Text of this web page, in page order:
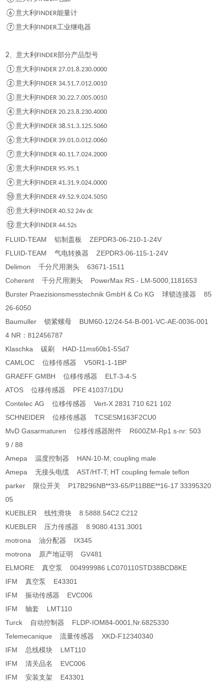
⑥意大利 FINDER能量计
⑦意大利 FINDER工业继电器
2、意大利 FINDER部分产品型号
①意大利 FINDER 27.01.8.230.0000
②意大利 FINDER 34.51.7.012.0010
③意大利 FINDER 30.22.7.005.0010
④意大利 FINDER 20.23.8.230.4000
⑤意大利 FINDER 38.51.3.125.5060
⑥意大利 FINDER 39.01.0.012.0060
⑦意大利 FINDER 40.11.7.024.2000
⑧意大利 FINDER 95.95.1
⑨意大利 FINDER 41.31.9.024.0000
⑩意大利 FINDER 49.52.9.024.5050
⑪意大利 FINDER 40.52 24v dc
⑫意大利 FINDER 44.52s
FLUID-TEAM 铝制盖板 ZEPDR3-06-210-1-24V
FLUID-TEAM 气电转换器 ZEPDR3-06-115-1-24V
Delimon 千分尺用测头 63671-1511
Coherent 千分尺用测头 PowerMax RS - LM-5000,1181653
Burster Praezisionsmesstechnik GmbH & Co KG 球锁连接器 85
26-6050
Baumuller 锁紧螺母 BUM60-12/24-54-B-001-VC-AE-0036-001
4 NR：812456787
Klaschka 碳刷 HAD-11ms60b1-5Sd7
CAMLOC 位移传感器 V50R1-1-1BP
GRAEFF GMBH 位移传感器 ELT-3-4-S
ATOS 位移传感器 PFE 41037/1DU
Contelec AG 位移传感器 Vert-X 2831 710 621 102
SCHNEIDER 位移传感器 TCSESM163F2CU0
MvD Gasarmaturen 位移传感器附件 R600ZM-Rp1 s-nr: 503
9 / 88
Amepa 温度控制器 HAN-10-M; coupling male
Amepa 无接头电缆 AST/HT-T; HT coupling female teflon
parker 限位开关 P17B296NB**33-65/P11BBE**16-17 33395320
05
KUEBLER 线性滑块 8.5888.54C2.C212
KUEBLER 压力传感器 8.9080.4131.3001
motrona 油分配器 IX345
motrona 原产地证明 GV481
ELMORE 真空泵 004999986 LC070110STD38BCD8KE
IFM 真空泵 E43301
IFM 振动传感器 EVC006
IFM 轴套 LMT110
Turck 自动控制器 FLDP-IOM84-0001,Nr.6825330
Telemecanique 流量传感器 XKD-F12340340
IFM 总线模块 LMT110
IFM 清关品名 EVC006
IFM 安装支架 E43301